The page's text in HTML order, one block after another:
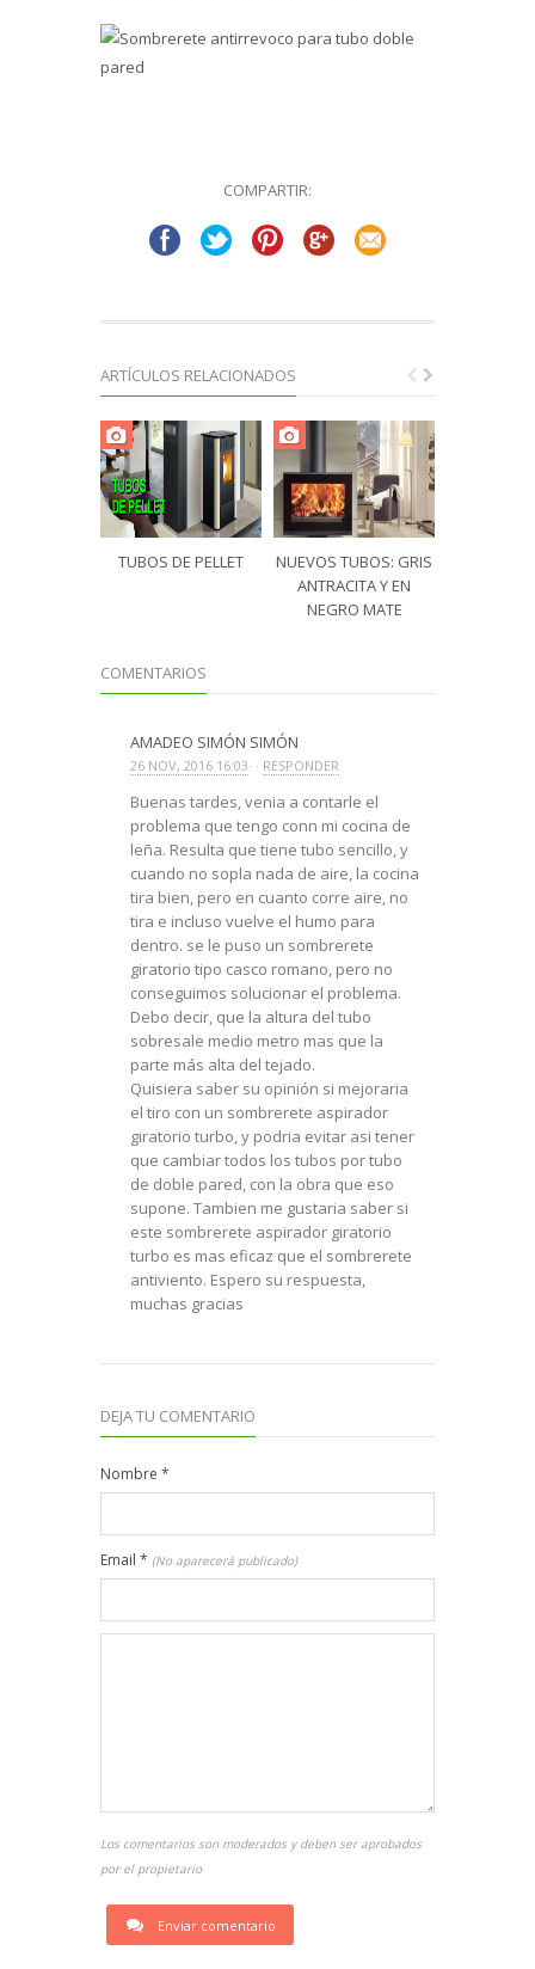
COMPARTIR:
ARTÍCULOS RELACIONADOS
TUBOS DE PELLET
NUEVOS TUBOS: GRIS
ANTRACITA Y EN
NEGRO MATE
COMENTARIOS
AMADEO SIMÓN SIMÓN
26 NOV, 2016 16:03· · RESPONDER
Buenas tardes, venia a contarle el
problema que tengo conn mi cocina de
leña. Resulta que tiene tubo sencillo, y
cuando no sopla nada de aire, la cocina
tira bien, pero en cuanto corre aire, no
tira e incluso vuelve el humo para
dentro. se le puso un sombrerete
giratorio tipo casco romano, pero no
conseguimos solucionar el problema.
Debo decir, que la altura del tubo
sobresale medio metro mas que la
parte más alta del tejado.
Quisiera saber su opinión si mejoraria
el tiro con un sombrerete aspirador
giratorio turbo, y podria evitar asi tener
que cambiar todos los tubos por tubo
de doble pared, con la obra que eso
supone. Tambien me gustaria saber si
este sombrerete aspirador giratorio
turbo es mas eficaz que el sombrerete
antiviento. Espero su respuesta,
muchas gracias
DEJA TU COMENTARIO
Nombre *
Email * (No aparecerá publicado)
Los comentarios son moderados y deben ser aprobados
por el propietario
Enviar comentario